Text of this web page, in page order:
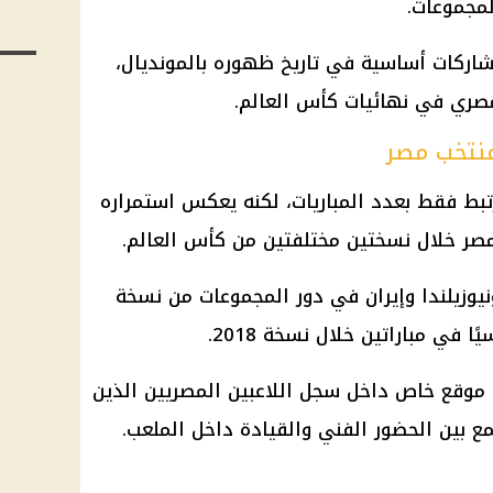
وصل قائد المنتخب إلى 5 مشاركات أساسية في تاريخ ظهوره بالمونديال،
في نهائيات كأس العالم.
مصر
فقط بعدد المباريات، لكنه يعكس استمراره
خلال نسختين مختلفتين من كأس العالم.
وإيران في دور المجموعات من نسخة
خاص داخل سجل اللاعبين المصريين الذين
بين الحضور الفني والقيادة داخل الملعب.